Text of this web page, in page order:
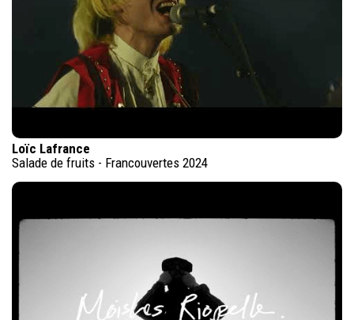
Loïc Lafrance
Salade de fruits - Francouvertes 2024